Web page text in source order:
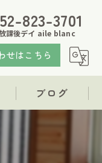
823-3701
課後デイ aile blanc
せはこちら
ブログ